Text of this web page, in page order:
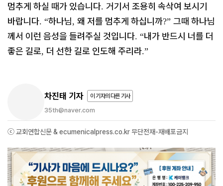
멈추게 하실 때가 있습니다. 거기서 조용히 속삭여 보시기
바랍니다. “하나님, 왜 저를 멈추게 하십니까?” 그때 하나님
께서 이런 음성을 들려주실 것입니다. “내가 반드시 너를 더
좋은 길로, 더 선한 길로 인도해 주리라.”
차진태 기자 이 기자의 다른 기사
35th@naver.com
ⓒ 교회연합신문 & ecumenicalpress.co.kr 무단전재-재배포금지